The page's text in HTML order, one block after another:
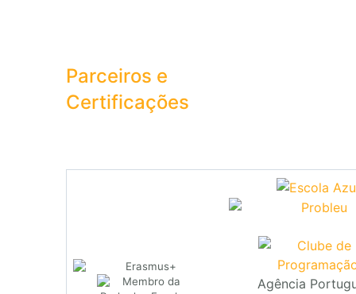
Parceiros e
Certificações
Agência